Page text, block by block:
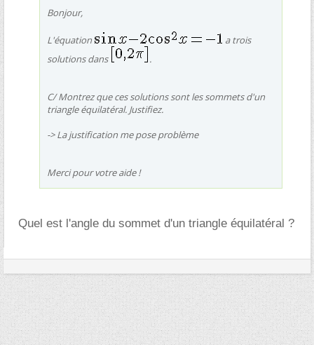
Bonjour,
L'équation
a trois
solutions dans
.
C/ Montrez que ces solutions sont les sommets d'un
triangle équilatéral. Justifiez.
-> La justification me pose problème
Merci pour votre aide !
Quel est l'angle du sommet d'un triangle équilatéral ?